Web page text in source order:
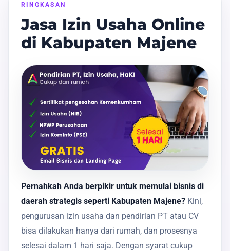
RINGKASAN
Jasa Izin Usaha Online
di Kabupaten Majene
Pernahkah Anda berpikir untuk memulai bisnis di
daerah strategis seperti Kabupaten Majene? Kini,
pengurusan izin usaha dan pendirian PT atau CV
bisa dilakukan hanya dari rumah, dan prosesnya
selesai dalam 1 hari saja. Dengan syarat cukup